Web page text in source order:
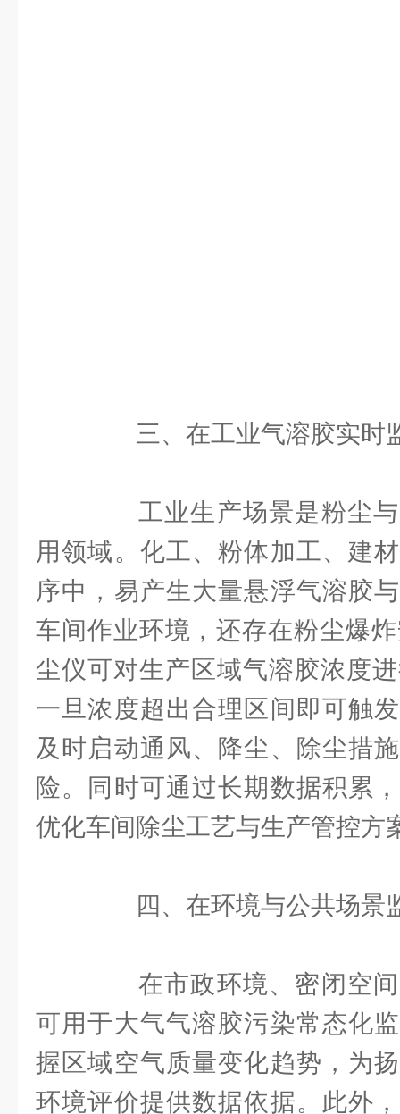
三、在工业气溶胶实时
工业生产场景是粉尘与
用领域。化工、粉体加工、建
序中，易产生大量悬浮气溶胶
车间作业环境，还存在粉尘爆
尘仪可对生产区域气溶胶浓度
一旦浓度超出合理区间即可触
及时启动通风、降尘、除尘措
险。同时可通过长期数据积累
优化车间除尘工艺与生产管控方
四、在环境与公共场景
在市政环境、密闭空间
可用于大气气溶胶污染常态化
握区域空气质量变化趋势，为
环境评价提供数据依据。此外